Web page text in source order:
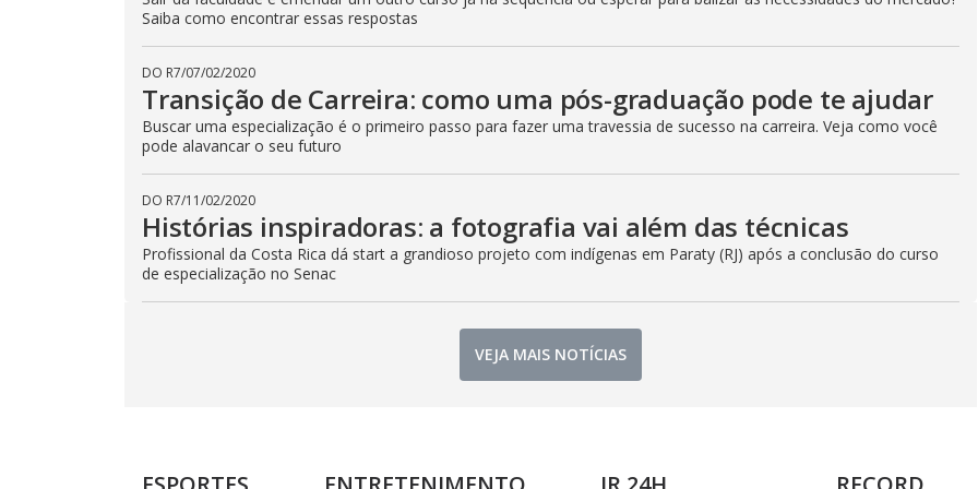
Saiba como encontrar essas respostas
DO R7/07/02/2020
Transição de Carreira: como uma pós-graduação pode te ajudar
Buscar uma especialização é o primeiro passo para fazer uma travessia de sucesso na carreira. Veja como você
pode alavancar o seu futuro
DO R7/11/02/2020
Histórias inspiradoras: a fotografia vai além das técnicas
Profissional da Costa Rica dá start a grandioso projeto com indígenas em Paraty (RJ) após a conclusão do curso
de especialização no Senac
VEJA MAIS NOTÍCIAS